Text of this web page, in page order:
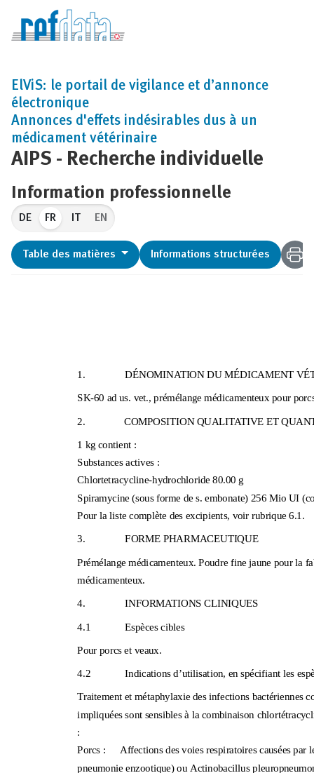
AIPS - Recherche individuelle
ElViS: le portail de vigilance et d’annonce
électronique
Annonces d'effets indésirables dus à un
médicament vétérinaire
Information professionnelle
FR EN
Table des matières Informations structurées